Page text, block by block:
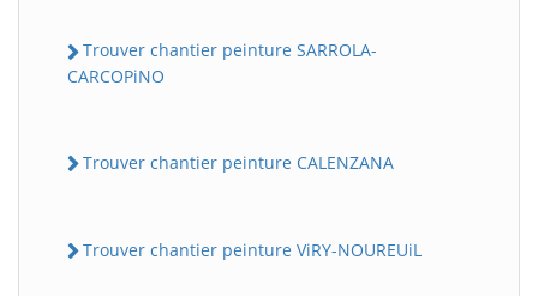
Trouver chantier peinture SARROLA-
CARCOPiNO
Trouver chantier peinture CALENZANA
Trouver chantier peinture ViRY-NOUREUiL